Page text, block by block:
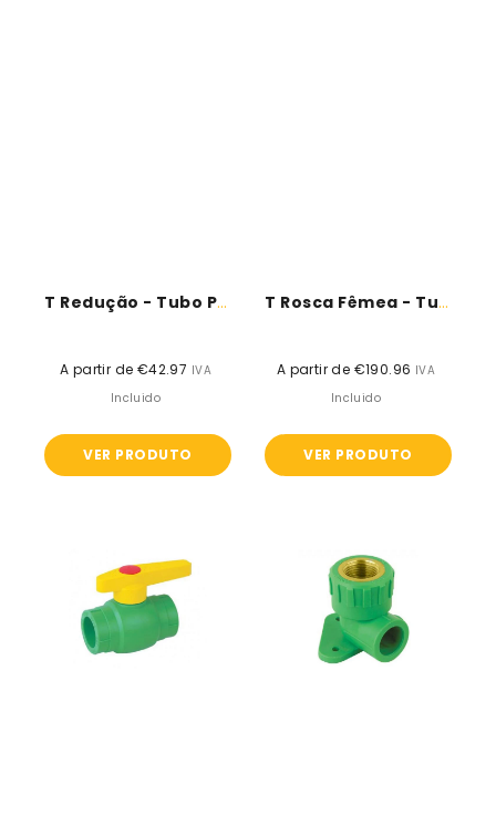
T Redução - Tubo PPR
Preço
normal
A partir de €42.97 IVA
Incluido
VER PRODUTO
T Rosca Fêmea - Tubo PPR
Preço
normal
A partir de €190.96 IVA
Incluido
VER PRODUTO
Esfera
-
Tubo
PPR
Fêmea
c/
Pater
-